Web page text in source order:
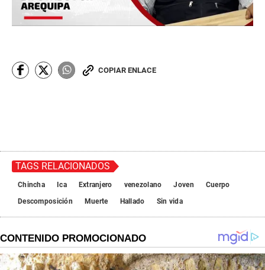
COPIAR ENLACE
TAGS RELACIONADOS
Chincha Ica Extranjero venezolano Joven
Cuerpo
Descomposición
Muerte Hallado Sin vida